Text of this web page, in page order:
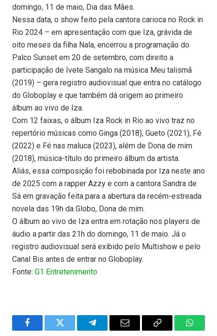
domingo, 11 de maio, Dia das Mães.
Nessa data, o show feito pela cantora carioca no Rock in
Rio 2024 – em apresentação com que Iza, grávida de
oito meses da filha Nala, encerrou a programação do
Palco Sunset em 20 de setembro, com direito a
participação de Ivete Sangalo na música Meu talismã
(2019) – gera registro audiovisual que entra no catálogo
do Globoplay e que também dá origem ao primeiro
álbum ao vivo de Iza.
Com 12 faixas, o álbum Iza Rock in Rio ao vivo traz no
repertório músicas como Ginga (2018), Gueto (2021), Fé
(2022) e Fé nas maluca (2023), além de Dona de mim
(2018), música-título do primeiro álbum da artista.
Aliás, essa composição foi rebobinada por Iza neste ano
de 2025 com a rapper Azzy e com a cantora Sandra de
Sá em gravação feita para a abertura da recém-estreada
novela das 19h da Globo, Dona de mim.
O álbum ao vivo de Iza entra em rotação nos players de
áudio a partir das 21h do domingo, 11 de maio. Já o
registro audiovisual será exibido pelo Multishow e pelo
Canal Bis antes de entrar no Globoplay.
Fonte: G1 Entretenimento
FacebookTwitter TelegramEmail
Copy